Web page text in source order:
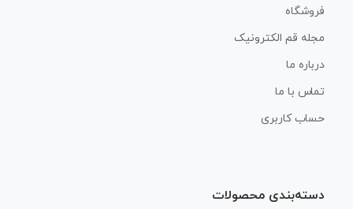
فروشگاه
مجله قم الکترونیک
درباره ما
تماس با ما
حساب کاربری
دسته‌بندی محصولات